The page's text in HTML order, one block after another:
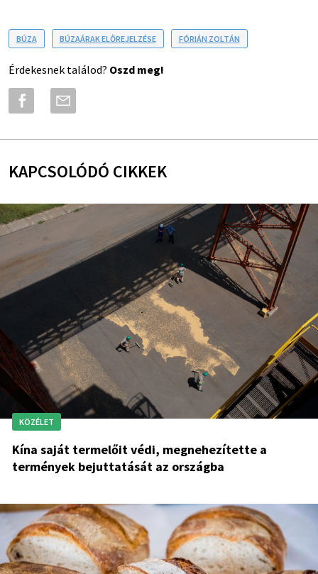
BÚZA BÚZAÁRAK ELŐREJELZÉSE FÓRIÁN ZOLTÁN
Érdekesnek találod? Oszd meg!
KAPCSOLÓDÓ CIKKEK
KÖZÉLET
Kína saját termelőit védi, megnehezítette a
termények bejuttatását az országba